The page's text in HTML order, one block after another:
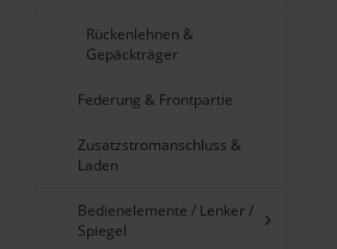
Rückenlehnen &
Gepäckträger
Federung & Frontpartie
Zusatzstromanschluss &
Laden
Bedienelemente / Lenker /
Spiegel